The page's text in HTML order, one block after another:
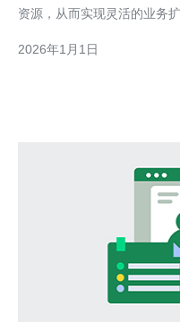
资源，从而实现灵活的业务
选择云服务器之前，首先需
2026年1月1日